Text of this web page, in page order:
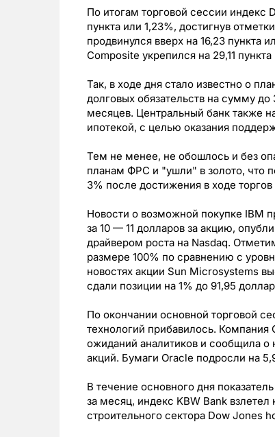
По итогам торговой сессии индекс
пункта или 1,23%, достигнув
продвинулся вверх на 16,23 пункта
Composite укрепился на 29,11
Так, в ходе дня стало известно о
долговых обязательств на сумму
месяцев. Центральный банк также
ипотекой, с целью оказания
Тем не менее, не обошлось и без
планам ФРС и "ушли" в золото, что
3% после достижения в ходе
Новости о возможной покупке IBM
за 10 — 11 долларов за акцию,
драйвером роста на Nasdaq.
размере 100% по сравнению с
новостях акции Sun Microsystems
сдали позиции на 1% до 91,95
По окончании основной торговой
технологий прибавилось. Компания
ожиданий аналитиков и сообщила
акций. Бумаги Oracle подросли на
В течение основного дня
за месяц, индекс KBW Bank взлетел
строительного сектора Dow Jones